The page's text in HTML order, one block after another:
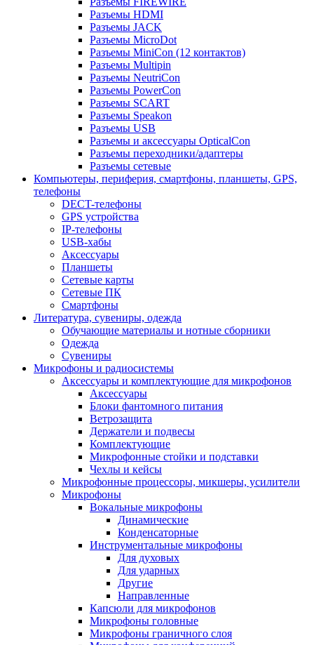
Разъемы HDMI
Разъемы JACK
Разъемы MicroDot
Разъемы MiniCon (12 контактов)
Разъемы Multipin
Разъемы NeutriCon
Разъемы PowerCon
Разъемы SCART
Разъемы Speakon
Разъемы USB
Разъемы и аксессуары OpticalCon
Разъемы переходники/адаптеры
Разъемы сетевые
Компьютеры, периферия, смартфоны, планшеты, GPS,
телефоны
DECT-телефоны
GPS устройства
IP-телефоны
USB-хабы
Аксессуары
Планшеты
Сетевые карты
Сетевые ПК
Смартфоны
Литература, сувениры, одежда
Обучающие материалы и нотные сборники
Одежда
Сувениры
Микрофоны и радиосистемы
Аксессуары и комплектующие для микрофонов
Аксессуары
Блоки фантомного питания
Ветрозащита
Держатели и подвесы
Комплектующие
Микрофонные стойки и подставки
Чехлы и кейсы
Микрофонные процессоры, микшеры, усилители
Микрофоны
Вокальные микрофоны
Динамические
Конденсаторные
Инструментальные микрофоны
Для духовых
Для ударных
Другие
Направленные
Капсюли для микрофонов
Микрофоны головные
Микрофоны граничного слоя